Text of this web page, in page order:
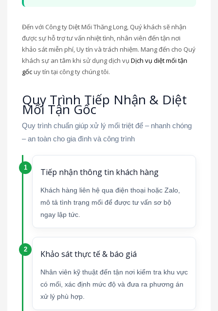
Đến với Công ty Diệt Mối Thăng Long, Quý khách sẽ nhận
được sự hỗ trợ tư vấn nhiệt tình, nhân viên đến tận nơi
khảo sát miễn phí, Uy tín và trách nhiệm. Mang đến cho Quý
khách sự an tâm khi sử dụng dịch vụ Dịch vụ diệt mối tận
gốcuy tín tại công ty chúng tôi.
Quy Trình Tiếp Nhận & Diệt
Mối Tận Gốc
Quy trình chuẩn giúp xử lý mối triệt để – nhanh chóng
– an toàn cho gia đình và công trình
Tiếp nhận thông tin khách hàng
Khách hàng liên hệ qua điện thoại hoặc Zalo,
mô tả tình trạng mối để được tư vấn sơ bộ
ngay lập tức.
Khảo sát thực tế & báo giá
Nhân viên kỹ thuật đến tận nơi kiểm tra khu vực
có mối, xác định mức độ và đưa ra phương án
xử lý phù hợp.